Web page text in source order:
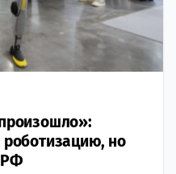
роботизацию, но
РФ